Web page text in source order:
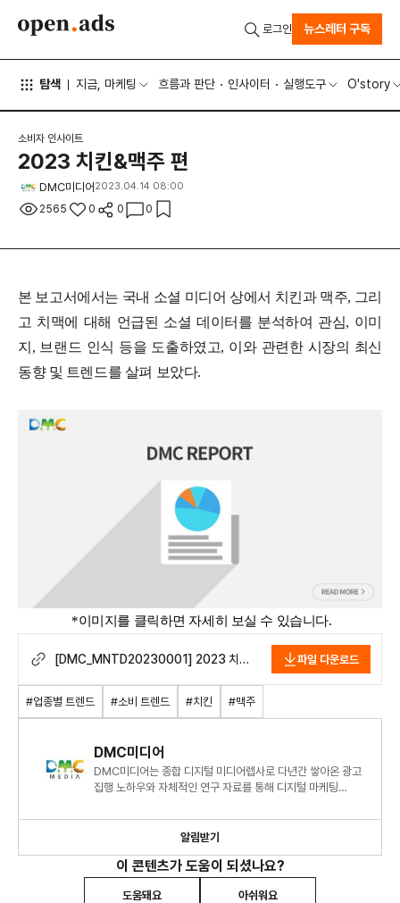
탐색 지금, 마케팅 흐름과 판단 인사이터 실행도구 O'story
로그인 뉴스레터 구독
소비자 인사이트
2023 치킨&맥주 편
DMC미디어 2023.04.14 08:00
2565 0 0 0
본 보고서에서는 국내 소셜 미디어 상에서 치킨과 맥주, 그리
고 치맥에 대해 언급된 소셜 데이터를 분석하여 관심, 이미
지, 브랜드 인식 등을 도출하였고, 이와 관련한 시장의 최신
동향 및 트렌드를 살펴 보았다.
*이미지를 클릭하면 자세히 보실 수 있습니다.
[DMC_MNTD20230001] 2023 치킨
파일 다운로드
#업종별 트렌드 #소비 트렌드 #치킨 #맥주
DMC미디어
DMC미디어는 종합 디지털 미디어렙사로 다년간 쌓아온 광고
집행 노하우와 자체적인 연구 자료를 통해 디지털 마케팅
알림받기
이 콘텐츠가 도움이 되셨나요?
도움돼요 아쉬워요